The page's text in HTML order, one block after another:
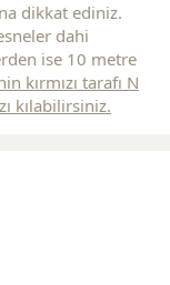
dikkat ediniz.
dahi
ise 10 metre
kırmızı tarafı N
kılabilirsiniz.